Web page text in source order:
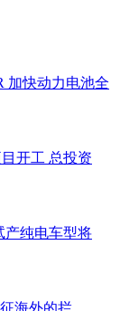
加快动力电池全
开工 总投资
产纯电车型将